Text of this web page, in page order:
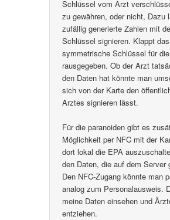
Schlüssel vom Arzt
zu gewähren, oder nicht, Dazu
zufällig generierte Zahlen mit
Schlüssel signieren. Klappt
symmetrische Schlüssel für
rausgegeben. Ob der Arzt
den Daten hat könnte man
sich von der Karte den
Arztes signieren lässt.
Für die paranoiden gibt es
Möglichkeit per NFC mit der
dort lokal die EPA
den Daten, die auf dem Server
Den NFC-Zugang könnte man
analog zum Personalausweis.
meine Daten einsehen und
entziehen.